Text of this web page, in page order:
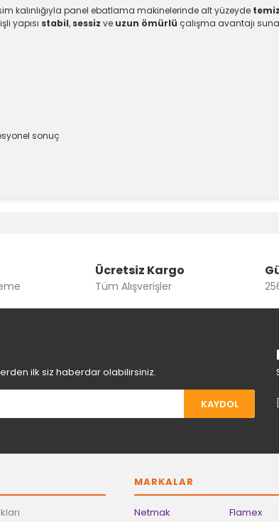
kalınlığıyla panel ebatlama makinelerinde alt yüzeyde
yapısı stabil, sessiz ve uzun ömürlü çalışma avantajı
sonuç
Yorum Yaz
Gönder
Ücretsiz Kargo
Tüm Alışverişler
ilk siz haberdar olabilirsiniz.
KAYDOL
MARKALAR
Netmak Flamex